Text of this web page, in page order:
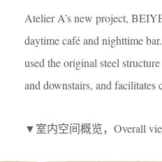
Atelier A’s new project,
daytime café and nighttime
used the original steel
and downstairs, and
▼室内空间概览，Overall